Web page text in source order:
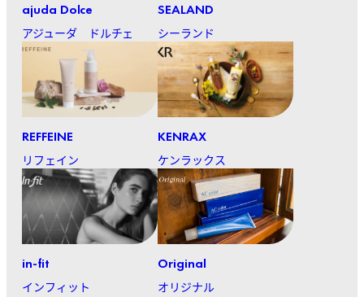
ajuda Dolce
アジューダ ドルチェ
SEALAND
シーランド
REFFEINE
リフェイン
KENRAX
ケンラックス
in-fit
インフィット
Original
オリジナル